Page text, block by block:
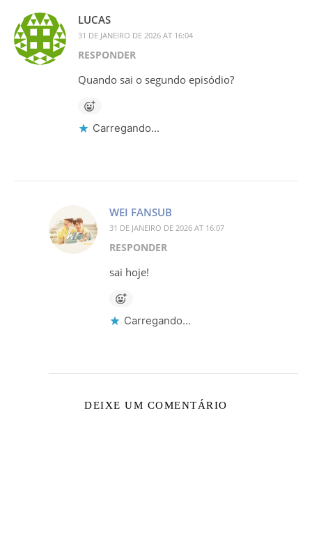
LUCAS
31 DE JANEIRO DE 2026 AT 16:04
RESPONDER
Quando sai o segundo episódio?
Carregando...
WEI FANSUB
31 DE JANEIRO DE 2026 AT 16:07
RESPONDER
sai hoje!
Carregando...
DEIXE UM COMENTÁRIO